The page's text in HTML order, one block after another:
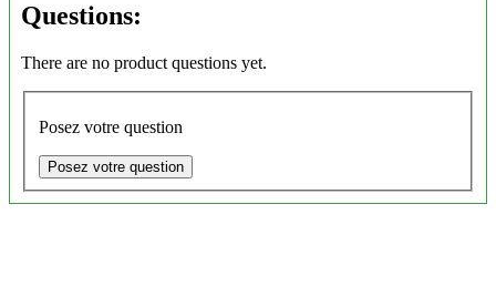
Questions:
There are no product questions yet.
Posez votre question
Posez votre question